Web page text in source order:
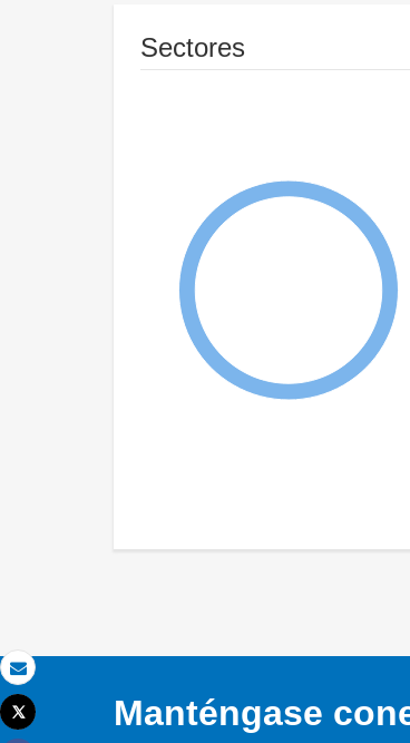
Correo electrónico
Imprimir
Tweet
Sectores
Manténgase